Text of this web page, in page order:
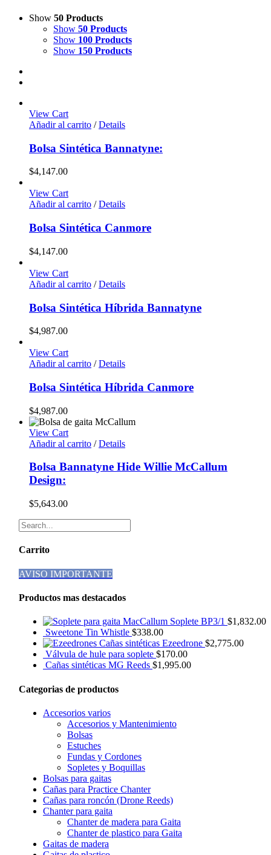
Show 50 Products
Show 50 Products
Show 100 Products
Show 150 Products
View Cart
Añadir al carrito / Details
Bolsa Sintética Bannatyne:
$4,147.00
View Cart
Añadir al carrito / Details
Bolsa Sintética Canmore
$4,147.00
View Cart
Añadir al carrito / Details
Bolsa Sintética Híbrida Bannatyne
$4,987.00
View Cart
Añadir al carrito / Details
Bolsa Sintética Híbrida Canmore
$4,987.00
View Cart
Añadir al carrito / Details
Bolsa Bannatyne Hide Willie McCallum
Design:
$5,643.00
Carrito
AVISO IMPORTANTE
Productos mas destacados
Soplete BP3/1 $1,832.00
Sweetone Tin Whistle $338.00
Cañas sintéticas Ezeedrone $2,775.00
Válvula de hule para soplete $170.00
Cañas sintéticas MG Reeds $1,995.00
Categorias de productos
Accesorios varios
Accesorios y Mantenimiento
Bolsas
Estuches
Fundas y Cordones
Sopletes y Boquillas
Bolsas para gaitas
Cañas para Practice Chanter
Cañas para roncón (Drone Reeds)
Chanter para gaita
Chanter de madera para Gaita
Chanter de plastico para Gaita
Gaitas de madera